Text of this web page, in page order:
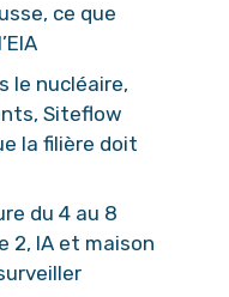
ce que
le nucléaire,
Siteflow
la filière doit
du 4 au 8
2, IA et maison